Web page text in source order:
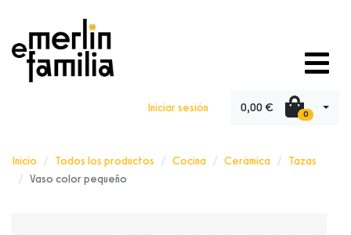
Iniciar sesión 0,00 € 0
Inicio Todos los productos Cocina Cerámica
Tazas
Vaso color pequeño